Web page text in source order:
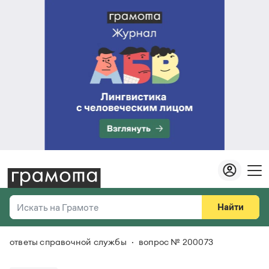
Искать на Грамоте
Справочная служба
Найти
Везде
ответы справочной службы вопрос № 200073